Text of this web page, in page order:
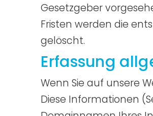
Gesetzgeber
Fristen werden die
gelöscht.
Erfassung
Wenn Sie auf unsere
Diese Informationen